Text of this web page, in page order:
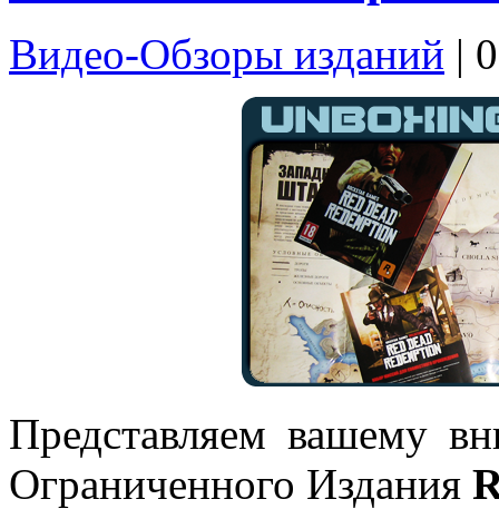
Видео-Обзоры изданий |
Представляем вашему
Ограниченного Издания